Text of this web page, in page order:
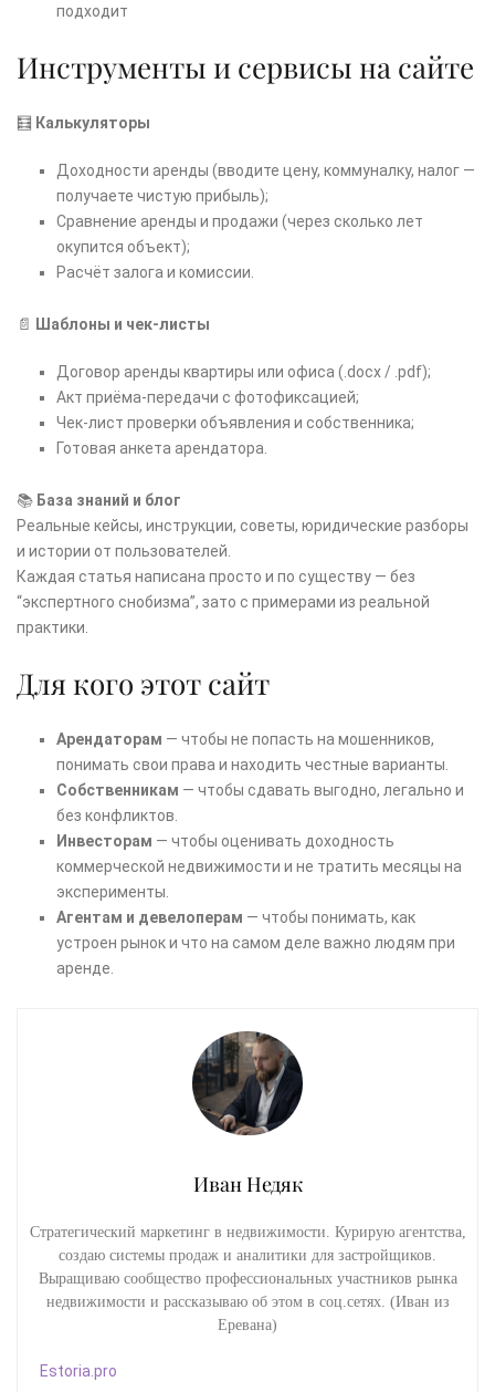
подходит
Инструменты и сервисы на сайте
🧮 Калькуляторы
Доходности аренды (вводите цену, коммуналку, налог —
получаете чистую прибыль);
Сравнение аренды и продажи (через сколько лет
окупится объект);
Расчёт залога и комиссии.
📄 Шаблоны и чек-листы
Договор аренды квартиры или офиса (.docx / .pdf);
Акт приёма-передачи с фотофиксацией;
Чек-лист проверки объявления и собственника;
Готовая анкета арендатора.
📚 База знаний и блог
Реальные кейсы, инструкции, советы, юридические разборы
и истории от пользователей.
Каждая статья написана просто и по существу — без
“экспертного снобизма”, зато с примерами из реальной
практики.
Для кого этот сайт
Арендаторам — чтобы не попасть на мошенников,
понимать свои права и находить честные варианты.
Собственникам — чтобы сдавать выгодно, легально и
без конфликтов.
Инвесторам — чтобы оценивать доходность
коммерческой недвижимости и не тратить месяцы на
эксперименты.
Агентам и девелоперам — чтобы понимать, как
устроен рынок и что на самом деле важно людям при
аренде.
Иван Недяк
Стратегический маркетинг в недвижимости. Курирую агентства,
создаю системы продаж и аналитики для застройщиков.
Выращиваю сообщество профессиональных участников рынка
недвижимости и рассказываю об этом в соц.сетях. (Иван из
Еревана)
Estoria.pro